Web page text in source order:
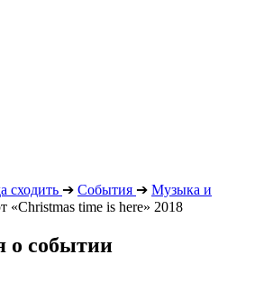
сходить ➔ События ➔ Музыка и
«Christmas time is here» 2018
о событии